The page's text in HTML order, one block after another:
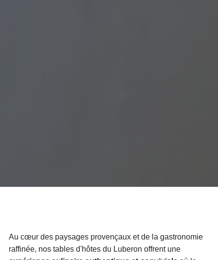
Au cœur des paysages provençaux et de la gastronomie
raffinée, nos tables d'hôtes du Luberon offrent une